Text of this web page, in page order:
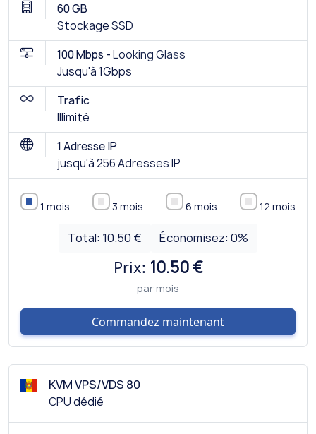
60 GB
Stockage SSD
100 Mbps -Looking Glass
Jusqu'à 1Gbps
Trafic
Illimité
1 Adresse IP
jusqu'à 256 Adresses IP
1 mois 3 mois 6 mois 12 mois
Total: 10.50 € Économisez:0%
Prix: 10.50 €
par mois
Commandez maintenant
KVM VPS/VDS 80
CPU dédié